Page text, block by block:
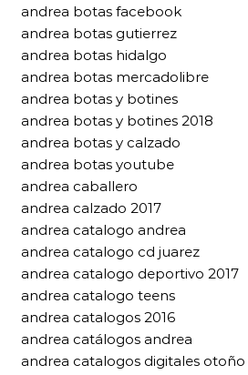
andrea botas facebook
andrea botas gutierrez
andrea botas hidalgo
andrea botas mercadolibre
andrea botas y botines
andrea botas y botines 2018
andrea botas y calzado
andrea botas youtube
andrea caballero
andrea calzado 2017
andrea catalogo andrea
andrea catalogo cd juarez
andrea catalogo deportivo 2017
andrea catalogo teens
andrea catalogos 2016
andrea catálogos andrea
andrea catalogos digitales otoño